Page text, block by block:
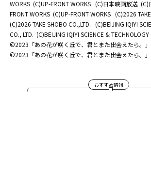
WORKS (C)UP-FRONT WORKS (C)日本映画放送 (C)
FRONT WORKS (C)UP-FRONT WORKS (C)2026
(C)2026 TAKE SHOBO CO.,LTD. (C)BEIJING IQIYI
CO., LTD. (C)BEIJING IQIYI SCIENCE & TECHNOLOGY
©2023「あの花が咲く丘で、君とまた出会えたら。
©2023「あの花が咲く丘で、君とまた出会えたら。
おすすめ情報